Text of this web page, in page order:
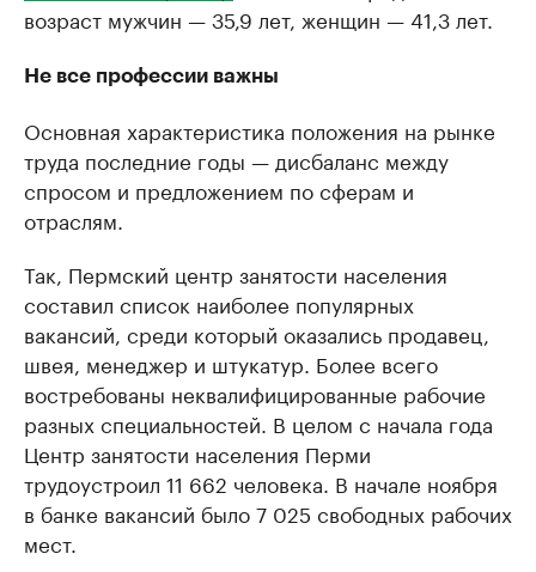
возраст мужчин — 35,9 лет, женщин — 41,3 лет.
Не все профессии важны
Основная характеристика положения на рынке
труда последние годы — дисбаланс между
спросом и предложением по сферам и
отраслям.
Так, Пермский центр занятости населения
составил список наиболее популярных
вакансий, среди который оказались продавец,
швея, менеджер и штукатур. Более всего
востребованы неквалифицированные рабочие
разных специальностей. В целом с начала года
Центр занятости населения Перми
трудоустроил 11 662 человека. В начале ноября
в банке вакансий было 7 025 свободных рабочих
мест.